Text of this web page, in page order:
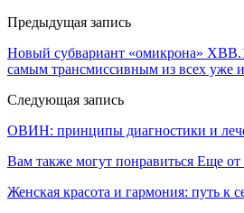
Предыдущая запись
Новый субвариант «омикрона»
самым трансмиссивным из всех уже
Следующая запись
ОВИН: принципы диагностики и
Вам также могут понравиться Еще от
Женская красота и гармония: путь к